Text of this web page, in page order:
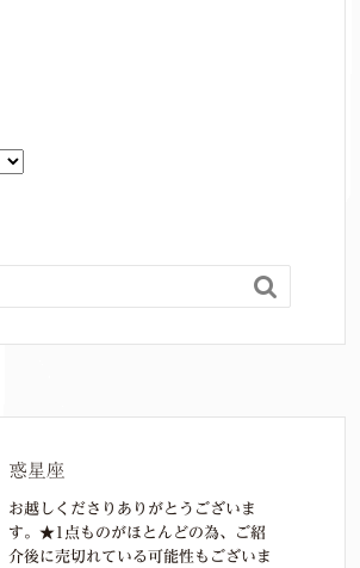

惑星座
お越しくださりありがとうございま
す。★1点ものがほとんどの為、ご紹
介後に売切れている可能性もございま